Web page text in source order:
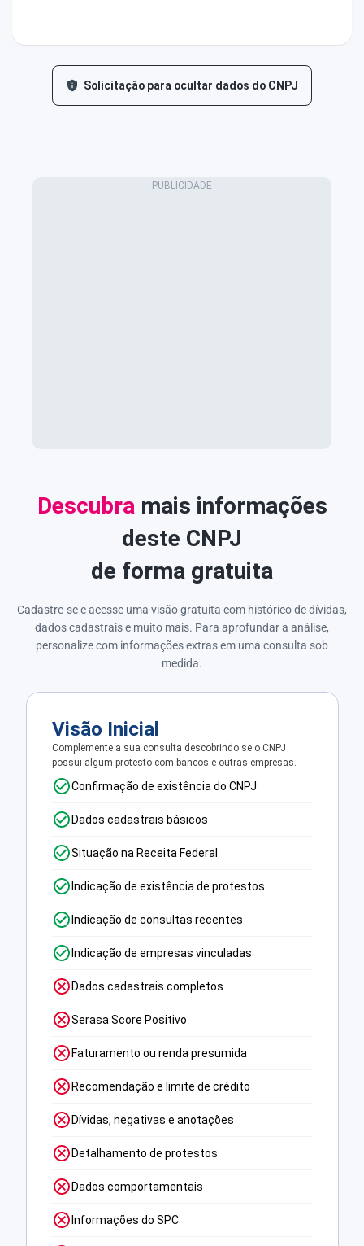
Solicitação para ocultar dados do CNPJ
Descubra mais informações
deste CNPJ
de forma gratuita
Cadastre-se e acesse uma visão gratuita com histórico de dívidas,
dados cadastrais e muito mais. Para aprofundar a análise,
personalize com informações extras em uma consulta sob
medida.
Visão Inicial
Complemente a sua consulta descobrindo se o CNPJ
possui algum protesto com bancos e outras empresas.
Confirmação de existência do CNPJ
Dados cadastrais básicos
Situação na Receita Federal
Indicação de existência de protestos
Indicação de consultas recentes
Indicação de empresas vinculadas
Dados cadastrais completos
Serasa Score Positivo
Faturamento ou renda presumida
Recomendação e limite de crédito
Dívidas, negativas e anotações
Detalhamento de protestos
Dados comportamentais
Informações do SPC